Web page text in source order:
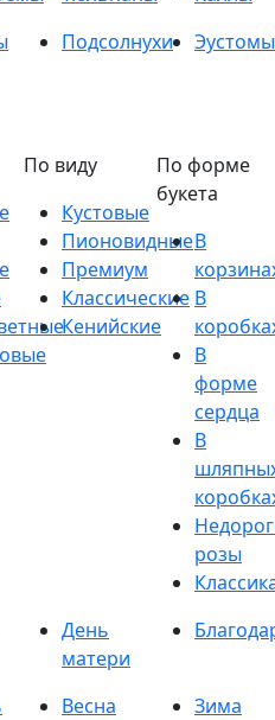
Подсолнухи
Эустомы
По виду
Кустовые
Пионовидные
Премиум
Классические
Кенийские
По форме
букета
В
В
В
форме
сердца
В
розы
День
матери
Весна Зима